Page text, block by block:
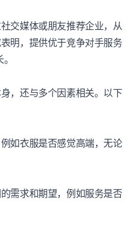
交媒体或朋友推荐企业，从
明，提供优于竞争对手服务
，还与多个因素相关。以下
如衣服是否感觉高端，无论
需求和期望，例如服务是否